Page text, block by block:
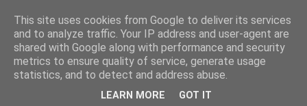
This site uses cookies from Google to deliver its services
and to analyze traffic. Your IP address and user-agent are
shared with Google along with performance and security
metrics to ensure quality of service, generate usage
statistics, and to detect and address abuse.
LEARN MORE GOT IT